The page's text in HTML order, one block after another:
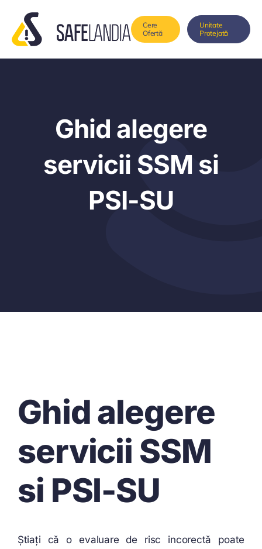
content
Cere
Ofertă
Unitate
Protejată
Ghid alegere
servicii SSM si
PSI-SU
Ghid alegere
servicii SSM
si PSI-SU
Știați că o evaluare de risc incorectă poate